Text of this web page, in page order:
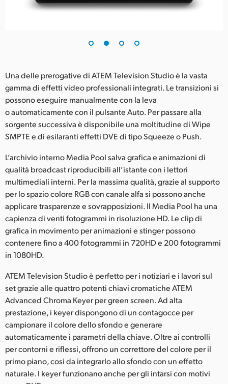
Una delle prerogative di ATEM Television Studio è la vasta
gamma di effetti video professionali integrati. Le transizioni si
possono eseguire manualmente con la leva
o automaticamente con il pulsante Auto. Per passare alla
sorgente successiva è disponibile una moltitudine di Wipe
SMPTE e di esilaranti effetti DVE di tipo Squeeze o Push.
L’archivio interno Media Pool salva grafica e animazioni di
qualità broadcast riproducibili all’istante con i lettori
multimediali interni. Per la massima qualità, grazie al supporto
per lo spazio colore RGB con canale alfa si possono anche
applicare trasparenze e sovrapposizioni. Il Media Pool ha una
capienza di venti fotogrammi in risoluzione HD. Le clip di
grafica in movimento per animazioni e stinger possono
contenere fino a 400 fotogrammi in 720HD e 200 fotogrammi
in 1080HD.
ATEM Television Studio è perfetto per i notiziari e i lavori sul
set grazie alle quattro potenti chiavi cromatiche ATEM
Advanced Chroma Keyer per green screen. Ad alta
prestazione, i keyer dispongono di un contagocce per
campionare il colore dello sfondo e generare
automaticamente i parametri della chiave. Oltre ai controlli
per contorni e riflessi, offrono un correttore del colore per il
primo piano, così da integrarlo allo sfondo con un effetto
naturale. I keyer funzionano anche per gli intarsi con motivi